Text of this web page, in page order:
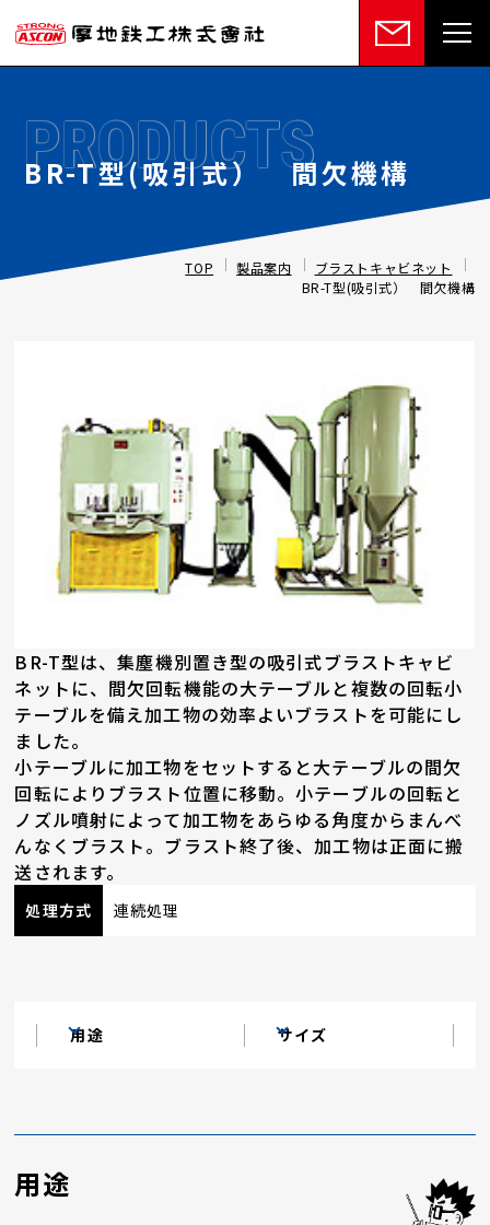
BR-T型(吸引式） 間欠機構
PRODUCTS
TOP 製品案内
ブラストキャビネット
BR-T型(吸引式） 間欠機構
BR-T型は、集塵機別置き型の吸引式ブラストキャビ
ネットに、間欠回転機能の大テーブルと複数の回転小
テーブルを備え加工物の効率よいブラストを可能にし
ました。
小テーブルに加工物をセットすると大テーブルの間欠
回転によりブラスト位置に移動。小テーブルの回転と
ノズル噴射によって加工物をあらゆる角度からまんべ
んなくブラスト。ブラスト終了後、加工物は正面に搬
送されます。
処理方式 連続処理
用途 サイズ
用途